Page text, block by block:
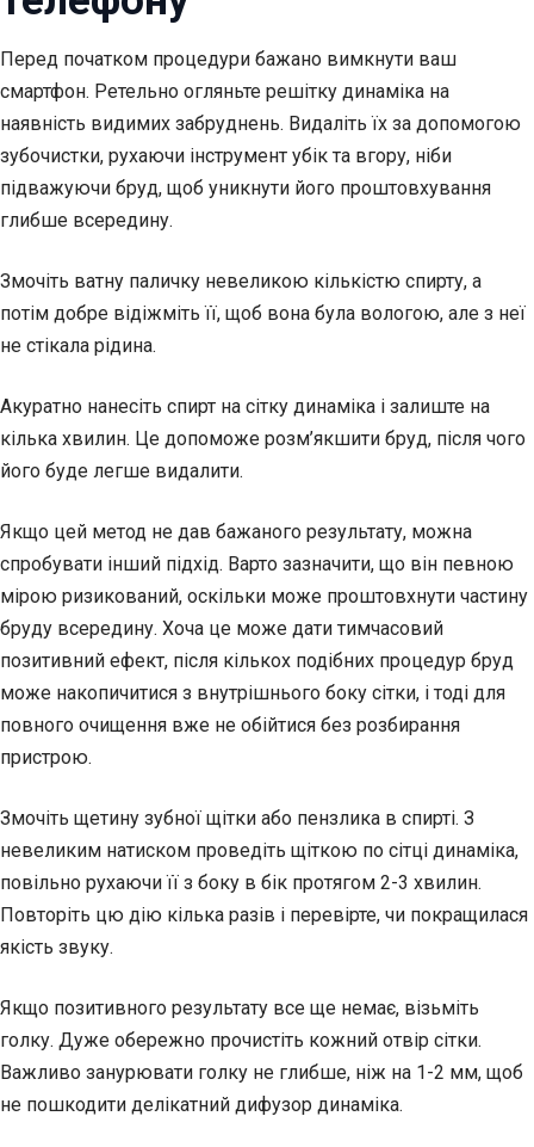
Перед початком процедури бажано вимкнути ваш
смартфон. Ретельно огляньте решітку динаміка на
наявність видимих забруднень. Видаліть їх за допомогою
зубочистки, рухаючи інструмент убік та вгору, ніби
підважуючи бруд, щоб уникнути його проштовхування
глибше всередину.
Змочіть ватну паличку невеликою кількістю спирту, а
потім добре відіжміть її, щоб вона була вологою, але з неї
не стікала рідина.
Акуратно нанесіть спирт на сітку динаміка і залиште на
кілька хвилин. Це допоможе розм’якшити бруд, після чого
його буде легше видалити.
Якщо цей метод не дав бажаного результату, можна
спробувати інший підхід. Варто зазначити, що він певною
мірою ризикований, оскільки може проштовхнути частину
бруду всередину. Хоча це може дати тимчасовий
позитивний ефект, після кількох подібних процедур бруд
може накопичитися з внутрішнього боку сітки, і тоді для
повного очищення вже не обійтися без розбирання
пристрою.
Змочіть щетину зубної щітки або пензлика в спирті. З
невеликим натиском проведіть щіткою по сітці динаміка,
повільно рухаючи її з боку в бік протягом 2-3 хвилин.
Повторіть цю дію кілька разів і перевірте, чи покращилася
якість звуку.
Якщо позитивного результату все ще немає, візьміть
голку. Дуже обережно прочистіть кожний отвір сітки.
Важливо занурювати голку не глибше, ніж на 1-2 мм, щоб
не пошкодити делікатний дифузор динаміка.